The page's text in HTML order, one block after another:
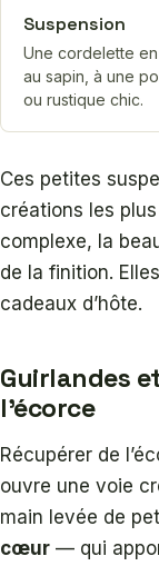
Suspension
Une cordelette
au sapin, à une
ou rustique chic.
Ces petites
créations les
complexe, la
de la finition.
cadeaux d’hôte.
Guirlandes
l’écorce
Récupérer de
ouvre une voie
main levée de
cœur — qui